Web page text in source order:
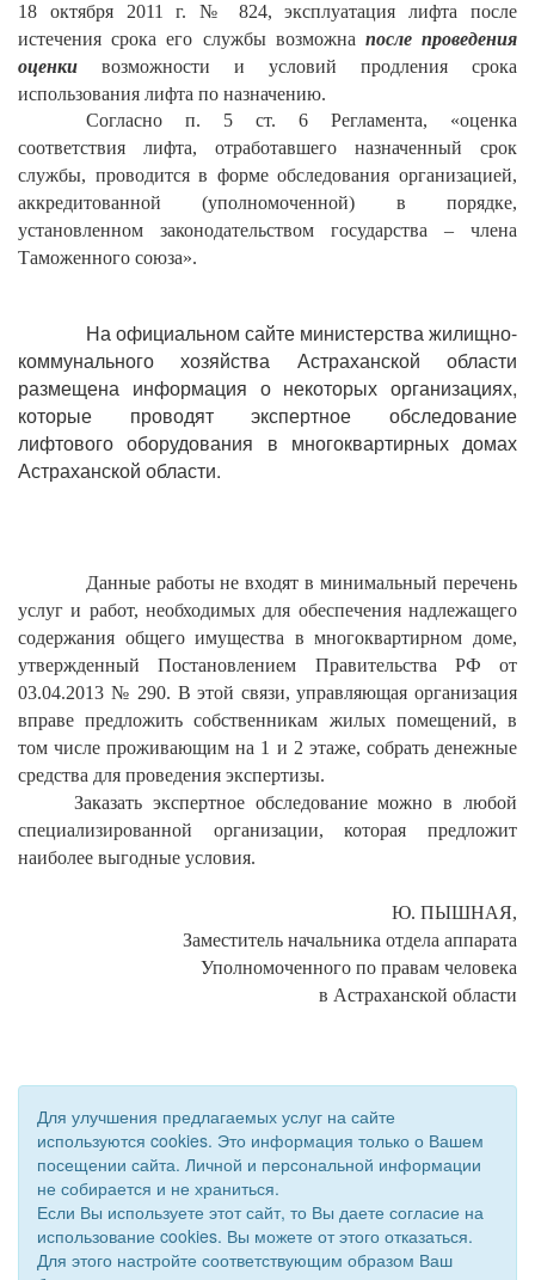
18 октября 2011 г. № 824, эксплуатация лифта после
истечения срока его службы возможна после проведения
оценки возможности и условий продления срока
использования лифта по назначению.
Согласно п. 5 ст. 6 Регламента, «оценка
соответствия лифта, отработавшего назначенный срок
службы, проводится в форме обследования организацией,
аккредитованной (уполномоченной) в порядке,
установленном законодательством государства – члена
Таможенного союза».
На официальном сайте министерства жилищно-
коммунального хозяйства Астраханской области
размещена информация о некоторых организациях,
которые проводят экспертное обследование
лифтового оборудования в многоквартирных домах
Астраханской области.
Данные работы не входят в минимальный перечень
услуг и работ, необходимых для обеспечения надлежащего
содержания общего имущества в многоквартирном доме,
утвержденный Постановлением Правительства РФ от
03.04.2013 № 290. В этой связи, управляющая организация
вправе предложить собственникам жилых помещений, в
том числе проживающим на 1 и 2 этаже, собрать денежные
средства для проведения экспертизы.
Заказать экспертное обследование можно в любой
специализированной организации, которая предложит
наиболее выгодные условия.
Ю. ПЫШНАЯ,
Заместитель начальника отдела аппарата
Уполномоченного по правам человека
в Астраханской области
© 2011 - 2026 Уполномоченный по правам человека. Все
Для улучшения предлагаемых услуг на сайте
используются cookies. Это информация только о Вашем
посещении сайта. Личной и персональной информации
не собирается и не храниться.
Если Вы используете этот сайт, то Вы даете согласие на
использование cookies. Вы можете от этого отказаться.
Для этого настройте соответствующим образом Ваш